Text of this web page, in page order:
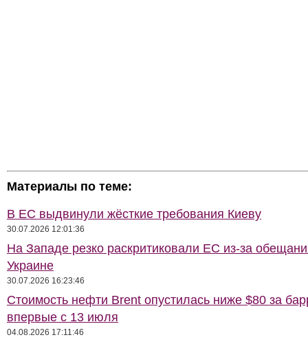
Материалы по теме:
В ЕС выдвинули жёсткие требования Киеву
30.07.2026 12:01:36
На Западе резко раскритиковали ЕС из-за
Украине
30.07.2026 16:23:46
Стоимость нефти Brent опустилась ниже $80 за
впервые с 13 июля
04.08.2026 17:11:46